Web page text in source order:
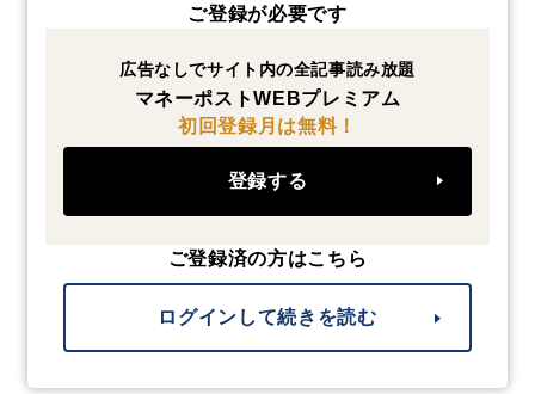
ご登録が必要です
広告なしでサイト内の全記事読み放題
マネーポストWEBプレミアム
初回登録月は無料！
登録する
ご登録済の方はこちら
ログインして続きを読む